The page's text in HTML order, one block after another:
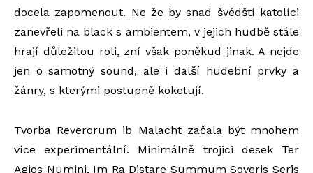
docela zapomenout. Ne že by snad švédští katolíci
zanevřeli na black s ambientem, v jejich hudbě stále
hrají důležitou roli, zní však poněkud jinak. A nejde
jen o samotný sound, ale i další hudební prvky a
žánry, s kterými postupně koketují.
Tvorba Reverorum ib Malacht začala být mnohem
více experimentální. Minimálně trojici desek Ter
Agios Numini, Im Ra Distare Summum Soveris Seris